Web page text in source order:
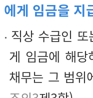
에게 임금을 지
직상 수급인
게 임금에 해당
채무는 그 범위